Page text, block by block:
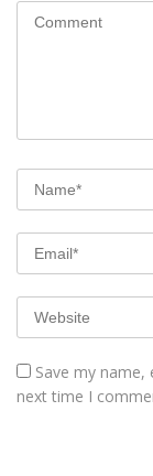
Save my
next time I